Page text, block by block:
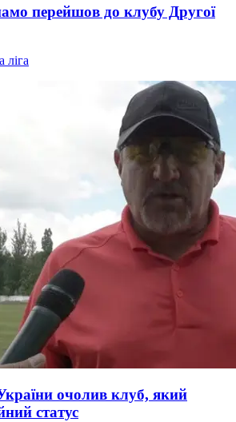
перейшов до клубу Другої
ліга
очолив клуб, який
статус